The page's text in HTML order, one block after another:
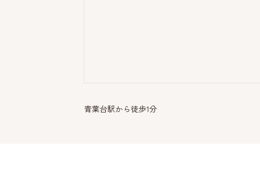
青葉台駅から徒歩1分